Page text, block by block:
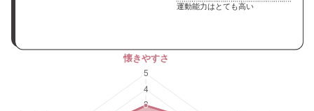
運動能力はとても高い